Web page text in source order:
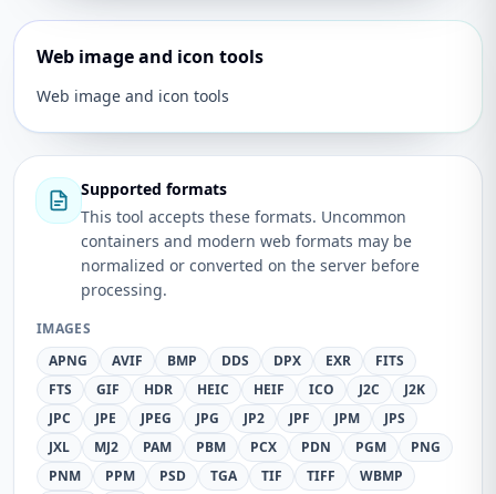
Web image and icon tools
Web image and icon tools
Supported formats
This tool accepts these formats. Uncommon
containers and modern web formats may be
normalized or converted on the server before
processing.
IMAGES
APNG
AVIF BMP DDS DPX EXR
FITS
FTS
GIF HDR HEIC HEIF ICO J2C
J2K
JPC
JPE JPEG JPG JP2 JPF JPM
JPS
JXL
MJ2 PAM PBM PCX PDN PGM
PNG
PNM
PPM PSD TGA TIF TIFF
WBMP